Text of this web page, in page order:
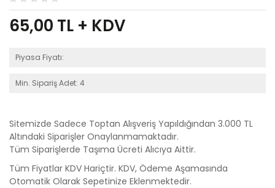
65,00 TL + KDV
Piyasa Fiyatı:
Min. Sipariş Adet: 4
Sitemizde Sadece Toptan Alışveriş Yapıldığından 3.000 TL
Altındaki Siparişler Onaylanmamaktadır.
Tüm Siparişlerde Taşıma Ücreti Alıcıya Aittir.
Tüm Fiyatlar KDV Hariçtir. KDV, Ödeme Aşamasında
Otomatik Olarak Sepetinize Eklenmektedir.